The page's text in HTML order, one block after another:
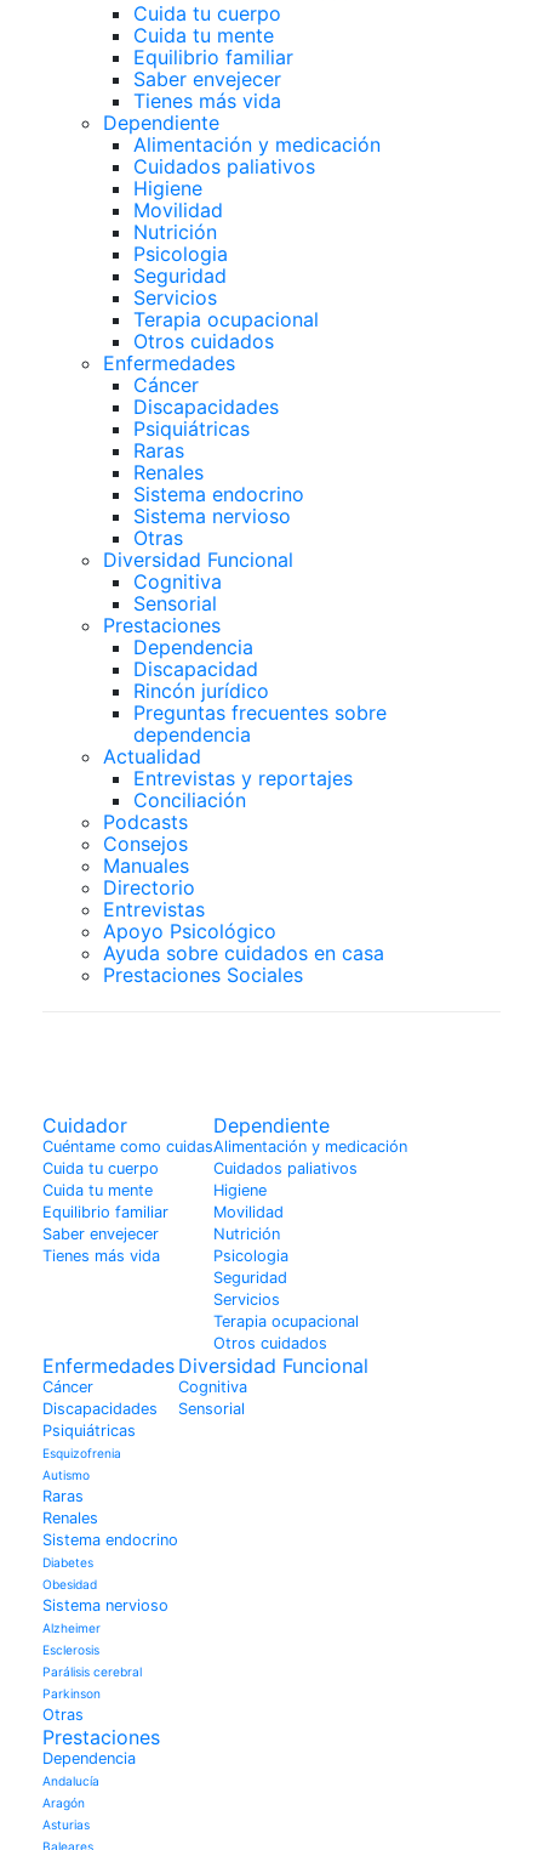
Cuida tu cuerpo
Cuida tu mente
Equilibrio familiar
Saber envejecer
Tienes más vida
Dependiente
Alimentación y medicación
Cuidados paliativos
Higiene
Movilidad
Nutrición
Psicologia
Seguridad
Servicios
Terapia ocupacional
Otros cuidados
Enfermedades
Cáncer
Discapacidades
Psiquiátricas
Raras
Renales
Sistema endocrino
Sistema nervioso
Otras
Diversidad Funcional
Cognitiva
Sensorial
Prestaciones
Dependencia
Discapacidad
Rincón jurídico
Preguntas frecuentes sobre
dependencia
Actualidad
Entrevistas y reportajes
Conciliación
Podcasts
Consejos
Manuales
Directorio
Entrevistas
Apoyo Psicológico
Ayuda sobre cuidados en casa
Prestaciones Sociales
Cuidador
Cuéntame como cuidas
Cuida tu cuerpo
Cuida tu mente
Equilibrio familiar
Saber envejecer
Tienes más vida
Dependiente
Alimentación y medicación
Cuidados paliativos
Higiene
Movilidad
Nutrición
Psicologia
Seguridad
Servicios
Terapia ocupacional
Otros cuidados
Enfermedades
Cáncer
Discapacidades
Psiquiátricas
Esquizofrenia
Autismo
Raras
Renales
Sistema endocrino
Diabetes
Obesidad
Sistema nervioso
Alzheimer
Esclerosis
Parálisis cerebral
Parkinson
Otras
Diversidad Funcional
Cognitiva
Sensorial
Prestaciones
Dependencia
Andalucía
Aragón
Asturias
Baleares